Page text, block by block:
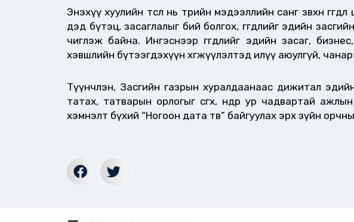
Энэхүү хуулийн төсөл нь төрийн мэдээллийн санг зөвхөн
дэд бүтэц, засаглалыг бий болгох, өгөгдлийг эдийн
чиглэж байна. Ингэснээр өгөгдлийг эдийн засаг,
хэвшлийн бүтээгдэхүүн хөгжүүлэлтэд илүү аюулгүй,
Түүнчлэн, Засгийн газрын хуралдаанаас дижитал эдийн
татах, татварын орлогыг өсгөх, өндөр ур чадвартай
хэмнэлт бүхий “Ногоон дата төв” байгуулах эрх зүйн